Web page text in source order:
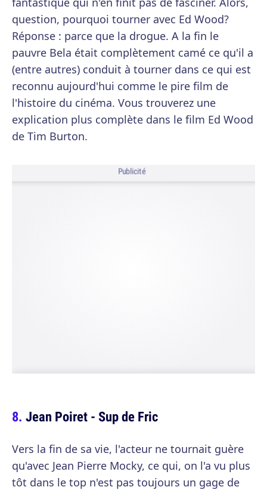
question, pourquoi tourner avec Ed Wood?
Réponse : parce que la drogue. A la fin le
pauvre Bela était complètement camé ce qu'il a
(entre autres) conduit à tourner dans ce qui est
reconnu aujourd'hui comme le pire film de
l'histoire du cinéma. Vous trouverez une
explication plus complète dans le film Ed Wood
de Tim Burton.
Publicité
Jean Poiret - Sup de Fric
Vers la fin de sa vie, l'acteur ne tournait guère
qu'avec Jean Pierre Mocky, ce qui, on l'a vu plus
tôt dans le top n'est pas toujours un gage de